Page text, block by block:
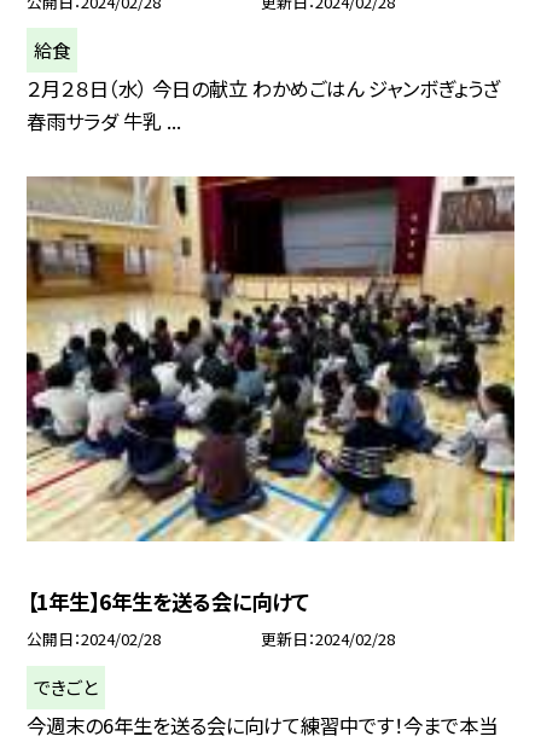
給食
２月２８日（水） 今日の献立 わかめごはん ジャンボぎょうざ
春雨サラダ 牛乳 ...
【1年生】6年生を送る会に向けて
公開日 2024/02/28 更新日 2024/02/28
できごと
今週末の6年生を送る会に向けて練習中です！今まで本当